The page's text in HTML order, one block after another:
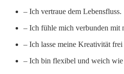
– Ich vertraue dem Lebensfluss.
– Ich fühle mich verbunden mit
– Ich lasse meine Kreativität
– Ich bin flexibel und weich wie